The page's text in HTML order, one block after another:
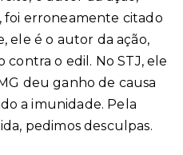
foi erroneamente citado
ele é o autor da ação,
o edil. No STJ, ele
deu ganho de causa
a imunidade. Pela
pedimos desculpas.